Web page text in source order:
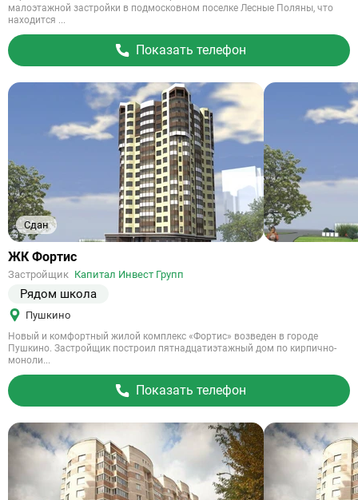
малоэтажной застройки в подмосковном поселке Лесные Поляны, что
находится ...
Показать телефон
Сдан
Ссылка
объект
ЖК Фортис
Застройщик Капитал Инвест Групп
Рядом школа
Пушкино
Новый и комфортный жилой комплекс «Фортис» возведен в городе
Пушкино. Застройщик построил пятнадцатиэтажный дом по кирпично-
моноли...
Показать телефон